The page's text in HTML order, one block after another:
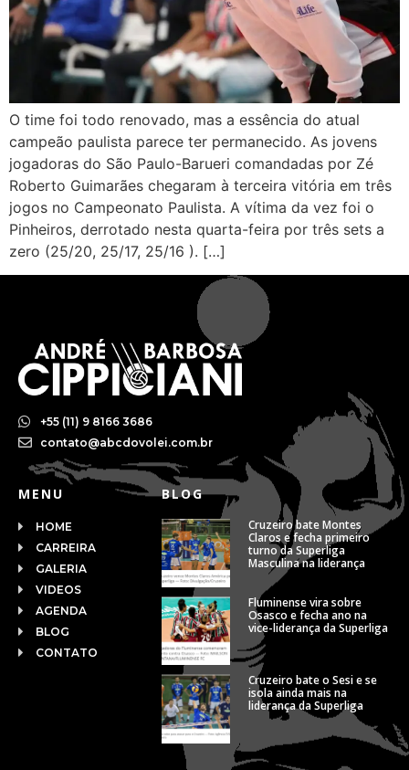
O time foi todo renovado, mas a essência do atual
campeão paulista parece ter permanecido. As jovens
jogadoras do São Paulo-Barueri comandadas por Zé
Roberto Guimarães chegaram à terceira vitória em três
jogos no Campeonato Paulista. A vítima da vez foi o
Pinheiros, derrotado nesta quarta-feira por três sets a
zero (25/20, 25/17, 25/16 ). […]
+55 (11) 9 8166 3686
contato@abcdovolei.com.br
MENU
HOME
CARREIRA
GALERIA
VIDEOS
AGENDA
BLOG
CONTATO
BLOG
Cruzeiro bate Montes
Claros e fecha primeiro
turno da Superliga
Masculina na liderança
Fluminense vira sobre
Osasco e fecha ano na
vice-liderança da Superliga
Cruzeiro bate o Sesi e se
isola ainda mais na
liderança da Superliga